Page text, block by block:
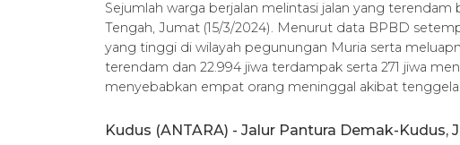
Sejumlah warga berjalan melintasi jalan yang terendam
Tengah, Jumat (15/3/2024). Menurut data BPBD
yang tinggi di wilayah pegunungan Muria serta
terendam dan 22.994 jiwa terdampak serta 271 jiwa
menyebabkan empat orang meninggal akibat
Kudus (ANTARA) - Jalur Pantura Demak-